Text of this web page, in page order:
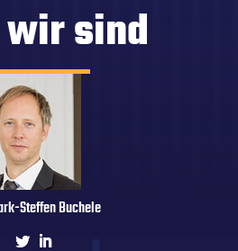
sind
Steffen Buchele